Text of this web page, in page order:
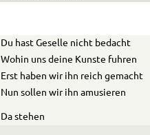
Du hast Geselle nicht bedacht
Wohin uns deine Kunste fu hren
Erst haben wir ihn reich gemacht
Nun sollen wir ihn amusieren
Da stehen